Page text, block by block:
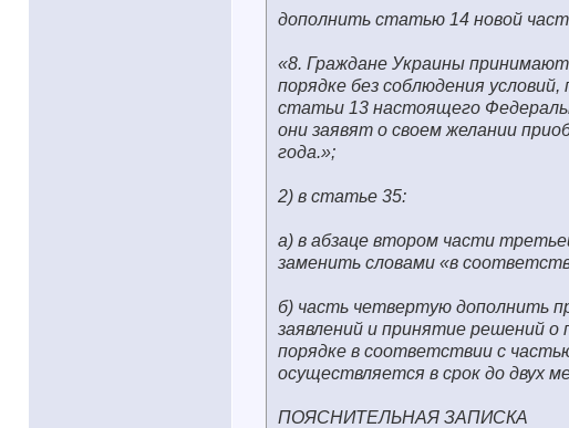
дополнить статью 14 новой
«8. Граждане Украины
порядке без соблюдения
статьи 13 настоящего
они заявят о своем желании
года.»;
2) в статье 35:
а) в абзаце втором части
заменить словами «в
б) часть четвертую дополнить
заявлений и принятие решений
порядке в соответствии с
осуществляется в срок до двух
ПОЯСНИТЕЛЬНАЯ ЗАПИСКА